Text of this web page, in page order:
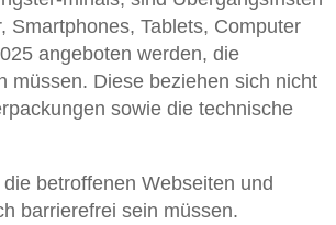
Smartphones, Tablets, Computer
angeboten werden, die
müssen. Diese beziehen sich nicht
sowie die technische
betroffenen Webseiten und
barrierefrei sein müssen.